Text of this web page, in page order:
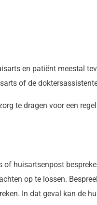
en patiënt meestal
of de
te dragen voor een
huisartsenpost
op te lossen.
In dat geval kan de